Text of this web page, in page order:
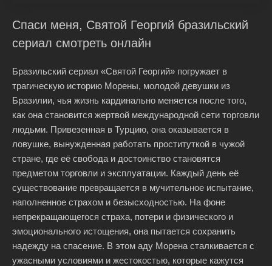
Спаси меня, Святой Георгий бразильский
сериал смотреть онлайн
Бразильский сериал «Святой Георгий» погружает в
трагическую историю Морены, молодой девушки из
Бразилии, чья жизнь кардинально меняется после того,
как она становится жертвой международной сети торговли
людьми. Привезенная в Турцию, она оказывается в
ловушке, вынужденная работать проституткой в чужой
стране, где её свобода и достоинство становятся
предметом торговли и эксплуатации. Каждый день её
существование превращается в мучительное испытание,
наполненное страхом и безысходностью. На фоне
непрекращающегося страха, потери и физического и
эмоционального истощения, она пытается сохранить
надежду на спасение. В этом аду Морена сталкивается с
ужасными условиями и жестокостью, которые кажутся